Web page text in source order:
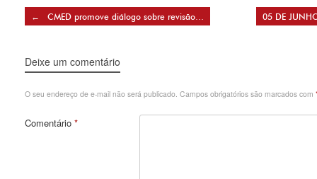
Post navigation
← CMED promove diálogo sobre revisão… 05 DE
Deixe um comentário
O seu endereço de e-mail não será publicado. Campos obrigatórios são marcados com
Comentário *